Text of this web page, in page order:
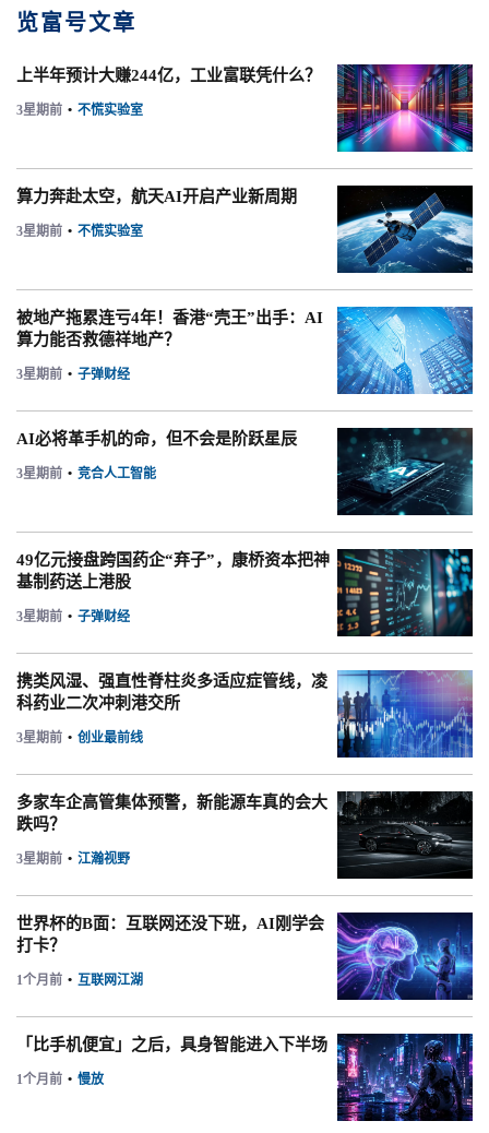
览富号文章
上半年预计大赚244亿，工业富联凭什么？
3星期前 • 不慌实验室
算力奔赴太空，航天AI开启产业新周期
3星期前 • 不慌实验室
被地产拖累连亏4年！香港“壳王”出手：AI
算力能否救德祥地产？
3星期前 • 子弹财经
AI必将革手机的命，但不会是阶跃星辰
3星期前 • 竞合人工智能
49亿元接盘跨国药企“弃子”，康桥资本把神
基制药送上港股
3星期前 • 子弹财经
携类风湿、强直性脊柱炎多适应症管线，凌
科药业二次冲刺港交所
3星期前 • 创业最前线
多家车企高管集体预警，新能源车真的会大
跌吗？
3星期前 • 江瀚视野
世界杯的B面：互联网还没下班，AI刚学会
打卡？
1个月前 • 互联网江湖
「比手机便宜」之后，具身智能进入下半场
1个月前 • 慢放